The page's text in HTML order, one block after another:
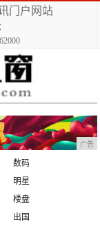
门户网站
广告
数码
明星
楼盘
出国